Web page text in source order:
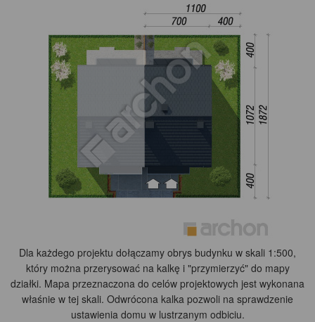
Dla każdego projektu dołączamy obrys budynku w skali 1:500,
który można przerysować na kalkę i "przymierzyć" do mapy
działki. Mapa przeznaczona do celów projektowych jest wykonana
właśnie w tej skali. Odwrócona kalka pozwoli na sprawdzenie
ustawienia domu w lustrzanym odbiciu.